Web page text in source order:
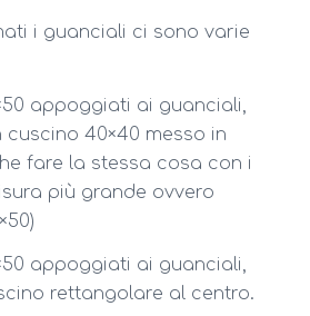
i guanciali ci sono varie
appoggiati ai guanciali,
40×40 messo in
fare la stessa cosa con i
più grande ovvero
appoggiati ai guanciali,
rettangolare al centro.